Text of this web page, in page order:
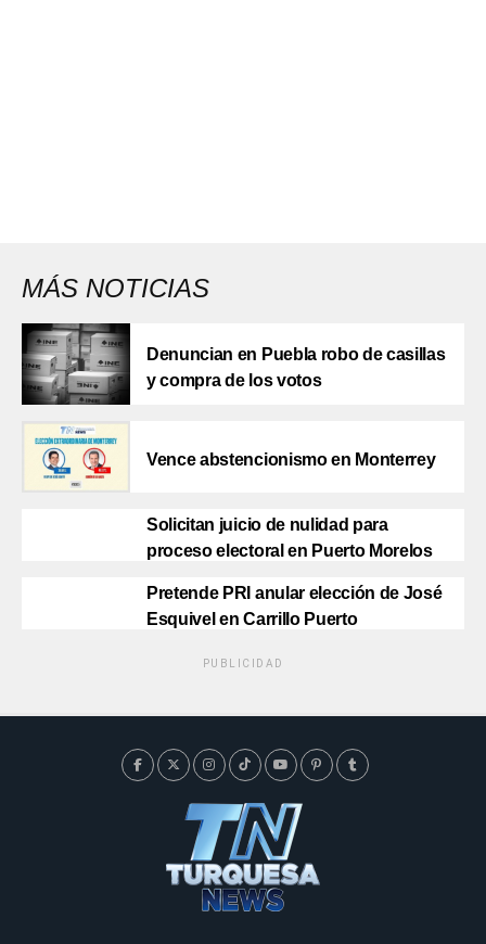
MÁS NOTICIAS
Denuncian en Puebla robo de casillas
y compra de los votos
Vence abstencionismo en Monterrey
Solicitan juicio de nulidad para
proceso electoral en Puerto Morelos
Pretende PRI anular elección de José
Esquivel en Carrillo Puerto
PUBLICIDAD